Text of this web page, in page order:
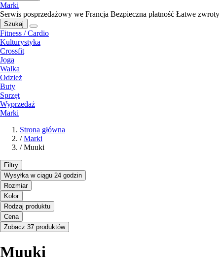
Marki
Serwis posprzedażowy we Francja Bezpieczna płatność Łatwe zwroty
Szukaj
Fitness / Cardio
Kulturystyka
Crossfit
Joga
Walka
Odzież
Buty
Sprzęt
Wyprzedaż
Marki
Strona główna
/ Marki
/ Muuki
Filtry
Wysyłka w ciągu 24 godzin
Rozmiar
Kolor
Rodzaj produktu
Cena
Zobacz 37 produktów
Muuki